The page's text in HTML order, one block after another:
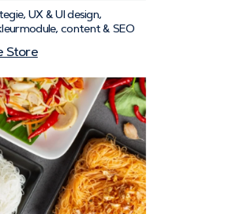
UX & UI design,
content & SEO
Store